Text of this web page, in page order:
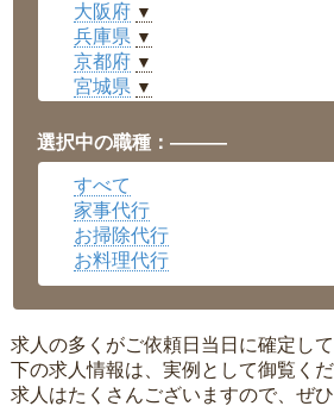
大阪府 ▼
兵庫県 ▼
京都府 ▼
宮城県 ▼
福井県 ▼
岡山県 ▼
広島県
沖縄県 ▼
選択中の職種：———
すべて
家事代行
お掃除代行
お料理代行
求人の多くがご依頼日当日に確定し
下の求人情報は、実例として御覧くだ
求人はたくさんございますので、ぜ